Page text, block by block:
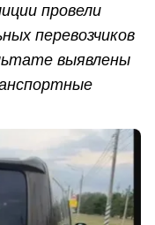
провели
перевозчиков
выявлены